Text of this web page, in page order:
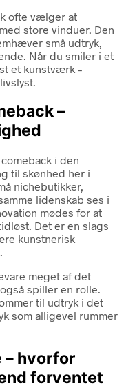
ofte vælger at
store vinduer. Den
små udtryk,
Når du smiler i et
et kunstværk –
–
i den
til skønhed her i
nichebutikker,
lidenskab ses i
mødes for at
Det er en slags
kunstnerisk
meget af det
spiller en rolle.
til udtryk i det
som alligevel rummer
– hvorfor
forventet